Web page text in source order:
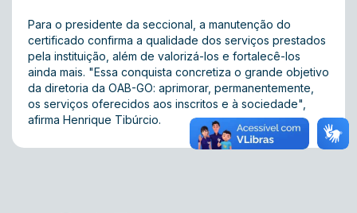
Para o presidente da seccional, a manutenção do
certificado confirma a qualidade dos serviços prestados
pela instituição, além de valorizá-los e fortalecê-los
ainda mais. "Essa conquista concretiza o grande objetivo
da diretoria da OAB-GO: aprimorar, permanentemente,
os serviços oferecidos aos inscritos e à sociedade",
afirma Henrique Tibúrcio.